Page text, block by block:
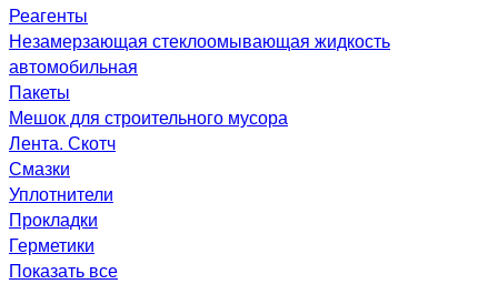
Реагенты
Незамерзающая стеклоомывающая жидкость
автомобильная
Пакеты
Мешок для строительного мусора
Лента. Скотч
Смазки
Уплотнители
Прокладки
Герметики
Показать все